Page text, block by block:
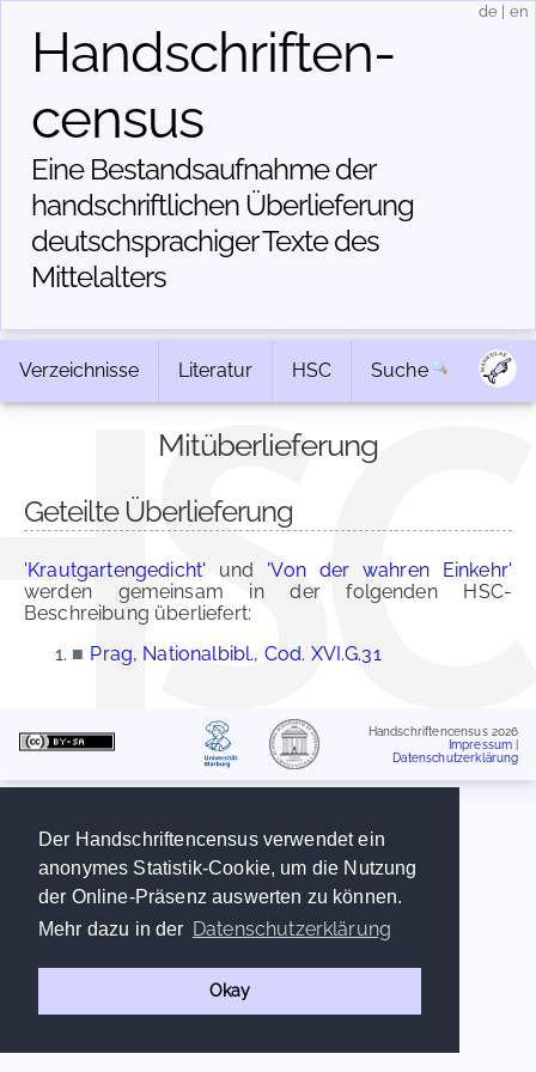
Der Handschriftencensus verwendet ein
anonymes Statistik-Cookie, um die Nutzung
der Online-Präsenz auswerten zu können.
Mehr dazu in der Datenschutzerklärung
Okay
Handschriften­
census
Eine Bestandsaufnahme der
handschriftlichen Über­lieferung
deutschsprachiger Texte des
Mittelalters
de en
Verzeichnisse Literatur HSC Suche
Mitüberlieferung
Geteilte Überlieferung
'Krautgartengedicht' und 'Von der wahren Einkehr'
werden gemeinsam in der folgenden HSC-
Beschreibung überliefert:
■ Prag, Nationalbibl., Cod. XVI.G.31
Handschriftencensus 2026
Impressum
Datenschutzerklärung